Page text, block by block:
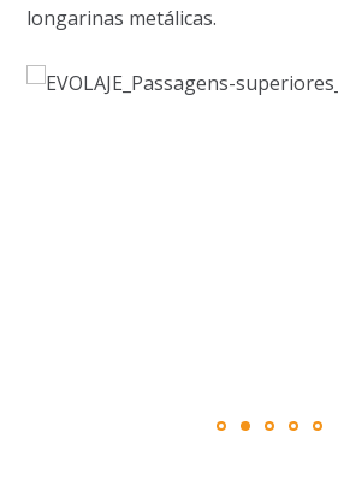
longarinas metálicas.